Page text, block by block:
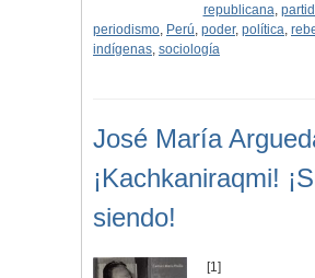
republicana,
periodismo, Perú, poder, política,
indígenas, sociología
José María
¡Kachkaniraqmi!
siendo!
[1]